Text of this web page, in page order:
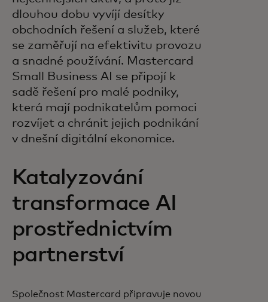
dlouhou dobu vyvíjí desítky
obchodních řešení a služeb, které
se zaměřují na efektivitu provozu
a snadné používání. Mastercard
Small Business AI se připojí k
sadě řešení pro malé podniky,
která mají podnikatelům pomoci
rozvíjet a chránit jejich podnikání
v dnešní digitální ekonomice.
Katalyzování
transformace AI
prostřednictvím
partnerství
Společnost Mastercard připravuje novou